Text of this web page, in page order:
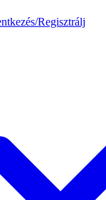
/Regisztrálj